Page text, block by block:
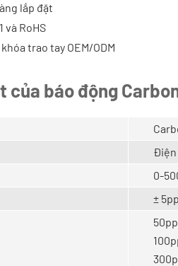
lắp đặt
và RoHS
trao tay OEM/ODM
của báo động
Điện
0-
±